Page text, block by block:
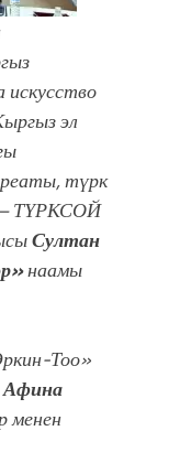
эл
түрк
– ТҮРКСОЙ
Султан
наамы
Тоо»
Афина
менен